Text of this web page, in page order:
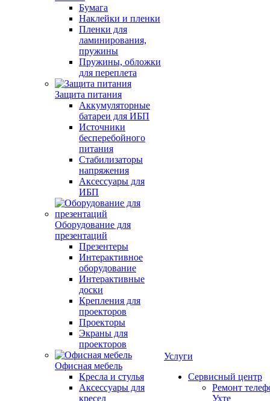
Бумага
Наклейки и пленки
Пленки для
ламинирования,
пружины
Пружины, обложки
для переплета
Защита питания
Аккумуляторные
батареи для ИБП
Источники
бесперебойного
питания
Стабилизаторы
напряжения
Аксессуары для
ИБП
Оборудование для
презентаций
Презентеры
Интерактивное
оборудование
Интерактивные
доски
Крепления для
проекторов
Проекторы
Экраны для
проекторов
Офисная мебель
Кресла и стулья
Аксессуары для
кресел
Услуги
Сервисный центр
Ремонт
Ухте